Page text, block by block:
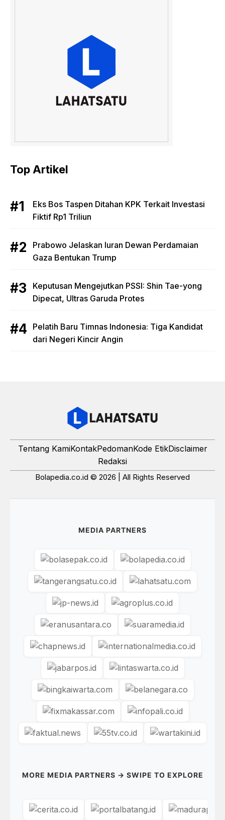
Top Artikel
Eks Bos Taspen Ditahan KPK Terkait Investasi
Fiktif Rp1 Triliun
Prabowo Jelaskan Iuran Dewan Perdamaian
Gaza Bentukan Trump
Keputusan Mengejutkan PSSI: Shin Tae-yong
Dipecat, Ultras Garuda Protes
Pelatih Baru Timnas Indonesia: Tiga Kandidat
dari Negeri Kincir Angin
Tentang KamiKontakPedomanKode EtikDisclaimer
Redaksi
Bolapedia.co.id © 2026 | All Rights Reserved
MEDIA PARTNERS
MORE MEDIA PARTNERS → SWIPE TO EXPLORE